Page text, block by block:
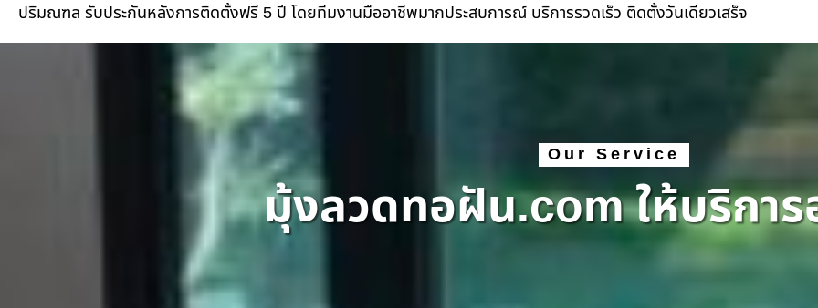
ปริมณฑล รับประกันหลังการติดตั้งฟรี 5 ปี โดยทีมงานมืออาชีพมากประสบการณ์ บริการรวดเร็ว ติดตั้งวันเดียวเสร็จ
Our Service
มุ้งลวดทอฝัน.com ให้บริการ